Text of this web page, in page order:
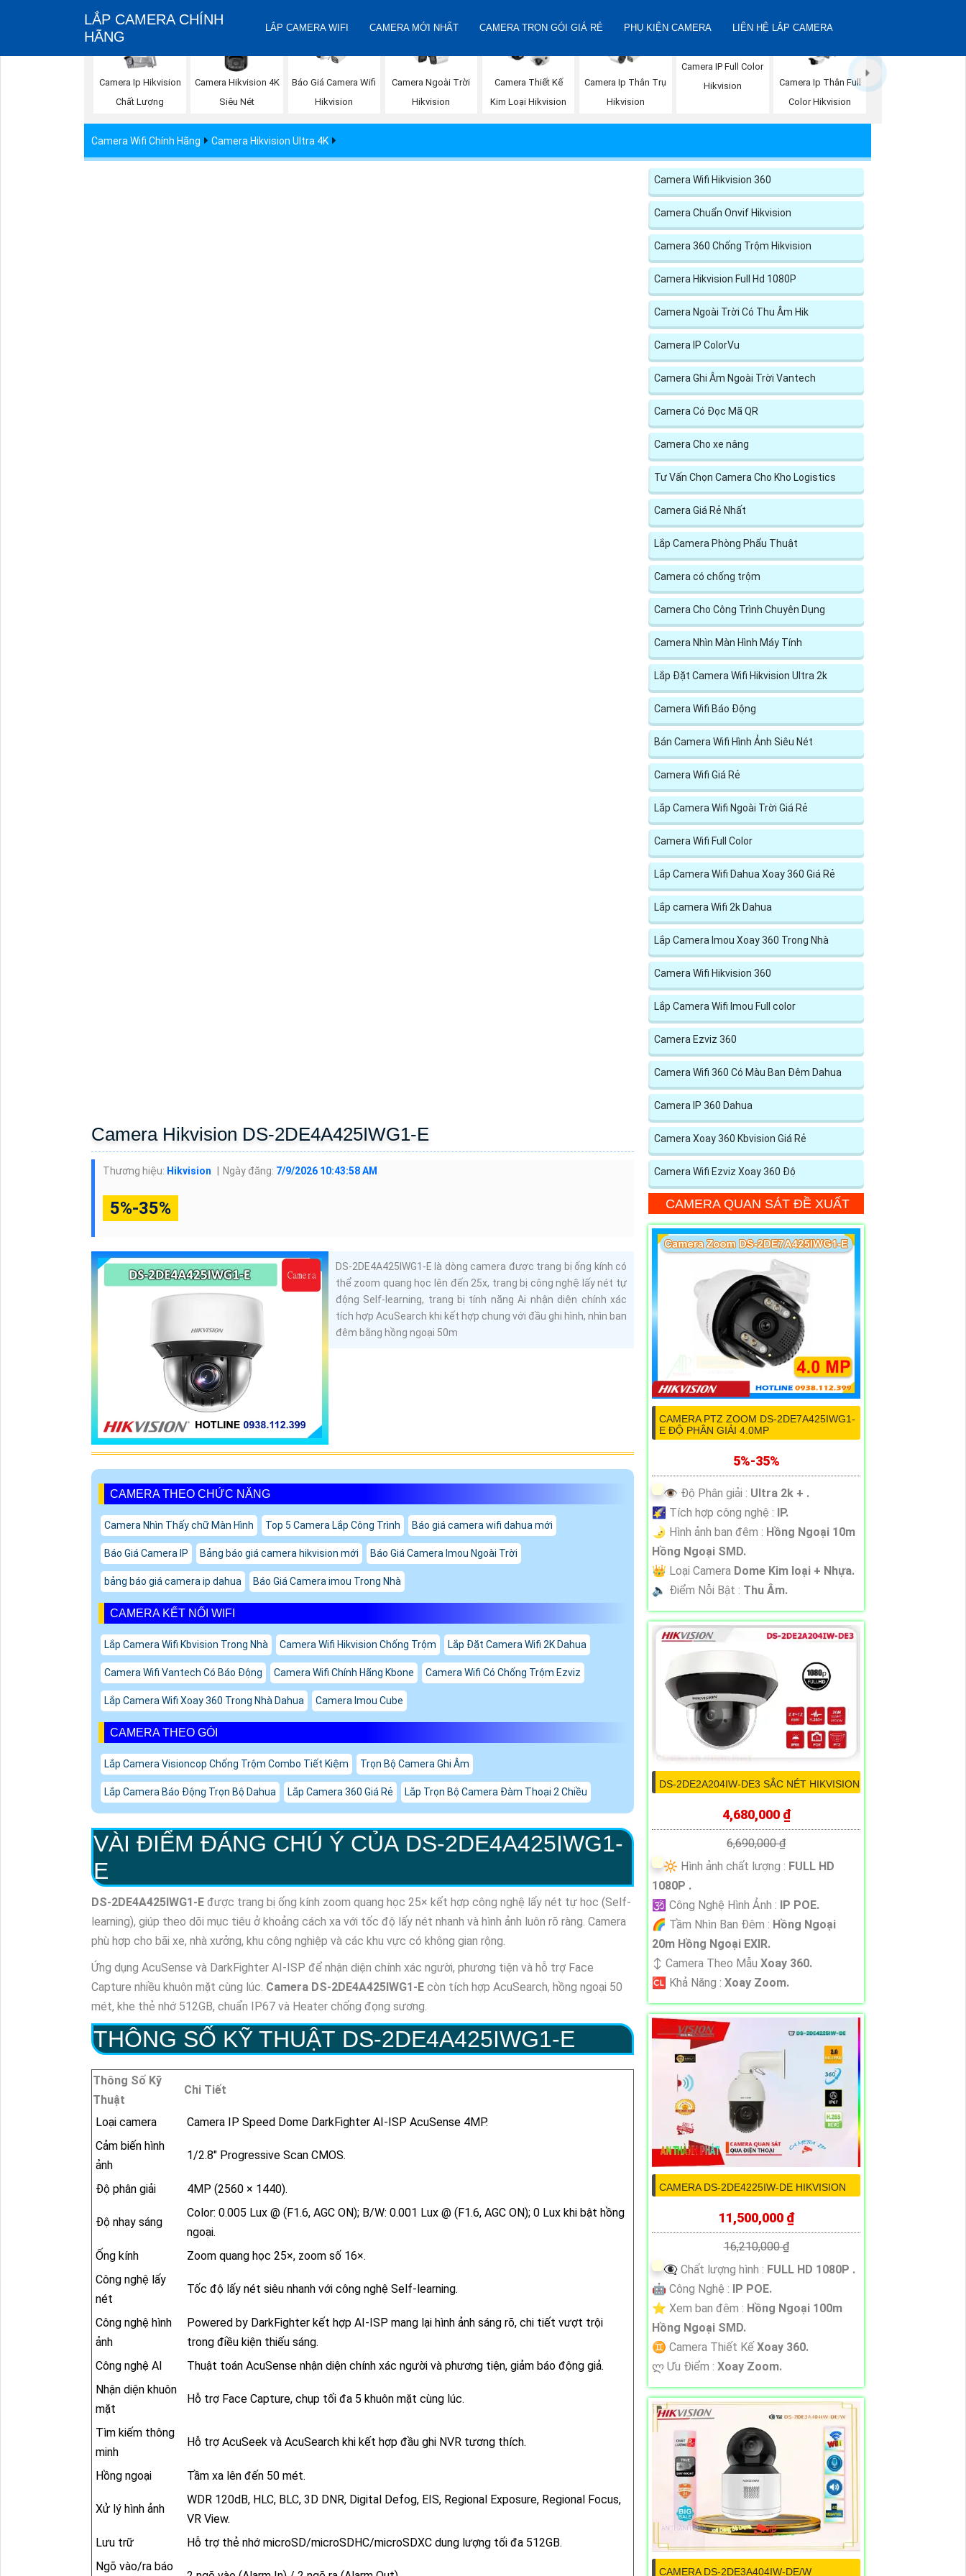
LẮP CAMERA CHÍNH
HÃNG
LẮP CAMERA WIFI CAMERA MỚI NHẤT CAMERA TRỌN GÓI GIÁ RẺ PHỤ KIỆN CAMERA LIÊN HỆ LẮP CAMERA
Camera Ip Hikvision
Chất Lượng
Camera Hikvision 4K
Siêu Nét
Báo Giá Camera Wifi
Hikvision
Camera Ngoài Trời
Hikvision
Camera Thiết Kế
Kim Loại Hikvision
Camera Ip Thân Trụ
Hikvision
Camera IP Full Color
Hikvision
Camera Ip Thân Full
Color Hikvision
Camera Wifi Chính Hãng Camera Hikvision Ultra 4K
Camera Hikvision DS-2DE4A425IWG1-E
Thương hiệu: Hikvision Ngày đăng: 7/9/2026 10:43:58 AM
5%-35%
DS-2DE4A425IWG1-E là dòng camera được trang bị ống kính có
thể zoom quang học lên đến 25x, trang bị công nghệ lấy nét tự
động Self-learning, trang bị tính năng Ai nhận diện chính xác
tích hợp AcuSearch khi kết hợp chung với đầu ghi hình, nhìn ban
đêm bằng hồng ngoại 50m
CAMERA THEO CHỨC NĂNG
Camera Nhìn Thấy chữ Màn Hình Top 5 Camera Lắp Công Trình Báo giá camera wifi dahua mới
Báo Giá Camera IP Bảng báo giá camera hikvision mới Báo Giá Camera Imou Ngoài Trời
bảng báo giá camera ip dahua Báo Giá Camera imou Trong Nhà
CAMERA KẾT NỐI WIFI
Lắp Camera Wifi Kbvision Trong Nhà Camera Wifi Hikvision Chống Trộm Lắp Đặt Camera Wifi 2K Dahua
Camera Wifi Vantech Có Báo Động Camera Wifi Chính Hãng Kbone Camera Wifi Có Chống Trộm Ezviz
Lắp Camera Wifi Xoay 360 Trong Nhà Dahua Camera Imou Cube
CAMERA THEO GÓI
Lắp Camera Visioncop Chống Trộm Combo Tiết Kiệm Trọn Bộ Camera Ghi Âm
Lắp Camera Báo Động Trọn Bộ Dahua Lắp Camera 360 Giá Rẻ Lắp Trọn Bộ Camera Đàm Thoại 2 Chiều
VÀI ĐIỂM ĐÁNG CHÚ Ý CỦA DS-2DE4A425IWG1-
E
DS-2DE4A425IWG1-E được trang bị ống kính zoom quang học 25× kết hợp công nghệ lấy nét tự học (Self-
learning), giúp theo dõi mục tiêu ở khoảng cách xa với tốc độ lấy nét nhanh và hình ảnh luôn rõ ràng. Camera
phù hợp cho bãi xe, nhà xưởng, khu công nghiệp và các khu vực có không gian rộng.
Ứng dụng AcuSense và DarkFighter AI-ISP để nhận diện chính xác người, phương tiện và hỗ trợ Face
Capture nhiều khuôn mặt cùng lúc. Camera DS-2DE4A425IWG1-E còn tích hợp AcuSearch, hồng ngoại 50
mét, khe thẻ nhớ 512GB, chuẩn IP67 và Heater chống đọng sương.
THÔNG SỐ KỸ THUẬT DS-2DE4A425IWG1-E
Thông Số Kỹ
Thuật
Chi Tiết
Loại camera
Camera IP Speed Dome DarkFighter AI-ISP AcuSense 4MP.
Cảm biến hình
ảnh
1/2.8" Progressive Scan CMOS.
Độ phân giải 4MP (2560 × 1440).
Độ nhạy sáng
Color: 0.005 Lux @ (F1.6, AGC ON); B/W: 0.001 Lux @ (F1.6, AGC ON); 0 Lux khi bật hồng
ngoại.
Ống kính
Zoom quang học 25×, zoom số 16×.
Công nghệ lấy
nét
Tốc độ lấy nét siêu nhanh với công nghệ Self-learning.
Công nghệ hình
ảnh
Powered by DarkFighter kết hợp AI-ISP mang lại hình ảnh sáng rõ, chi tiết vượt trội
trong điều kiện thiếu sáng.
Công nghệ AI
Thuật toán AcuSense nhận diện chính xác người và phương tiện, giảm báo động giả.
Nhận diện khuôn
mặt
Hỗ trợ Face Capture, chụp tối đa 5 khuôn mặt cùng lúc.
Tìm kiếm thông
minh
Hỗ trợ AcuSeek và AcuSearch khi kết hợp đầu ghi NVR tương thích.
Hồng ngoại Tầm xa lên đến 50 mét.
Xử lý hình ảnh
WDR 120dB, HLC, BLC, 3D DNR, Digital Defog, EIS, Regional Exposure, Regional Focus,
VR View.
Lưu trữ
Hỗ trợ thẻ nhớ microSD/microSDHC/microSDXC dung lượng tối đa 512GB.
Ngõ vào/ra báo
Camera Wifi Hikvision 360
Camera Chuẩn Onvif Hikvision
Camera 360 Chống Trộm Hikvision
Camera Hikvision Full Hd 1080P
Camera Ngoài Trời Có Thu Âm Hik
Camera IP ColorVu
Camera Ghi Âm Ngoài Trời Vantech
Camera Có Đọc Mã QR
Camera Cho xe nâng
Tư Vấn Chọn Camera Cho Kho Logistics
Camera Giá Rẻ Nhất
Lắp Camera Phòng Phẩu Thuật
Camera có chống trộm
Camera Cho Công Trình Chuyên Dụng
Camera Nhìn Màn Hình Máy Tính
Lắp Đặt Camera Wifi Hikvision Ultra 2k
Camera Wifi Báo Động
Bán Camera Wifi Hình Ảnh Siêu Nét
Camera Wifi Giá Rẻ
Lắp Camera Wifi Ngoài Trời Giá Rẻ
Camera Wifi Full Color
Lắp Camera Wifi Dahua Xoay 360 Giá Rẻ
Lắp camera Wifi 2k Dahua
Lắp Camera Imou Xoay 360 Trong Nhà
Camera Wifi Hikvision 360
Lắp Camera Wifi Imou Full color
Camera Ezviz 360
Camera Wifi 360 Có Màu Ban Đêm Dahua
Camera IP 360 Dahua
Camera Xoay 360 Kbvision Giá Rẻ
Camera Wifi Ezviz Xoay 360 Độ
CAMERA QUAN SÁT ĐỀ XUẤT
CAMERA PTZ ZOOM DS-2DE7A425IWG1-
E ĐỘ PHÂN GIẢI 4.0MP
5%-35%
👁 Độ Phân giải : Ultra 2k + .
🌠 Tích hợp công nghệ : IP.
🌛 Hình ảnh ban đêm : Hồng Ngoại 10m
Hồng Ngoại SMD.
👑 Loại Camera Dome Kim loại + Nhựa.
️🔈 Điểm Nỗi Bật : Thu Âm.
DS-2DE2A204IW-DE3 SẮC NÉT HIKVISION
4,680,000 ₫
6,690,000 ₫
🔆 Hình ảnh chất lượng : FULL HD
1080P .
🕉️ Công Nghệ Hình Ảnh : IP POE.
🌈 Tầm Nhìn Ban Đêm : Hồng Ngoại
20m Hồng Ngoại EXIR.
↕️ Camera Theo Mẫu Xoay 360.
️🆑 Khả Năng : Xoay Zoom.
CAMERA DS-2DE4225IW-DE HIKVISION
11,500,000 ₫
16,210,000 ₫
👁️‍🗨 Chất lượng hình : FULL HD 1080P .
🤖️ Công Nghệ :
IP POE.
⭐ Xem ban đêm : Hồng Ngoại 100m
Hồng Ngoại SMD.
♊ Camera Thiết Kế Xoay 360.
️ლ Ưu Điểm : Xoay Zoom.
CAMERA DS-2DE3A404IW-DE/W